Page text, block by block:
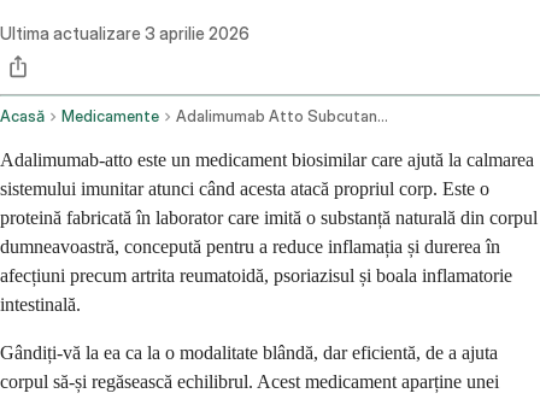
Ultima actualizare 3 aprilie 2026
Acasă Medicamente Adalimumab Atto Subcutaneous Route
Adalimumab-atto este un medicament biosimilar care ajută la calmarea
sistemului imunitar atunci când acesta atacă propriul corp. Este o
proteină fabricată în laborator care imită o substanță naturală din corpul
dumneavoastră, concepută pentru a reduce inflamația și durerea în
afecțiuni precum artrita reumatoidă, psoriazisul și boala inflamatorie
intestinală.
Gândiți-vă la ea ca la o modalitate blândă, dar eficientă, de a ajuta
corpul să-și regăsească echilibrul. Acest medicament aparține unei